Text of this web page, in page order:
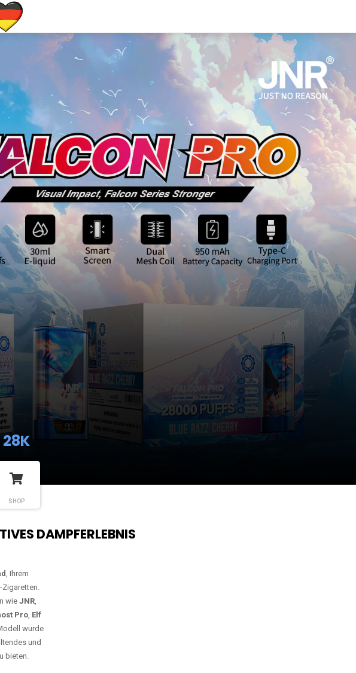
MAX
SHOP
DAMPFERLEBNIS
, Ihrem
Zigaretten.
wie JNR,
Pro, Elf
wurde
und
bieten.